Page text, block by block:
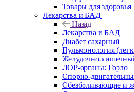
Товары для здоровья
Лекарства и БАД
Назад
Лекарства и БАД
Диабет сахарный
Пульмонология
Желудочно-
ЛОР-органы: Горло
Опорно-
Обезболивающие и